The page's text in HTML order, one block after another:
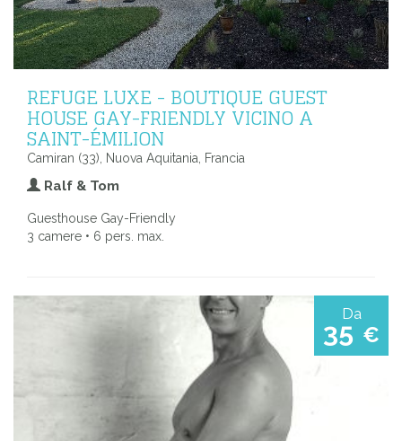
REFUGE LUXE - BOUTIQUE GUEST
HOUSE GAY-FRIENDLY VICINO A
SAINT-ÉMILION
Camiran (33), Nuova Aquitania, Francia
Ralf & Tom
Guesthouse Gay-Friendly
3 camere • 6 pers. max.
Da
35 €